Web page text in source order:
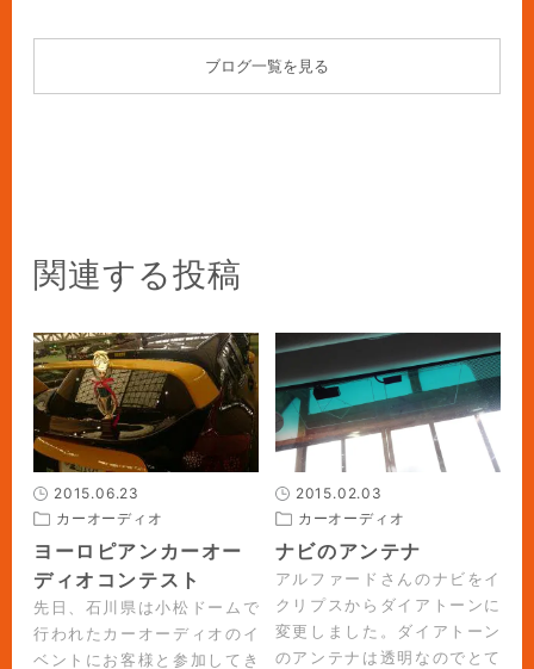
ブログ一覧を見る
関連する投稿
2015.06.23
カーオーディオ
ヨーロピアンカーオー
ディオコンテスト
先日、石川県は小松ドームで
行われたカーオーディオのイ
ベントにお客様と参加してき
2015.02.03
カーオーディオ
ナビのアンテナ
アルファードさんのナビをイ
クリプスからダイアトーンに
変更しました。ダイアトーン
のアンテナは透明なのでとて